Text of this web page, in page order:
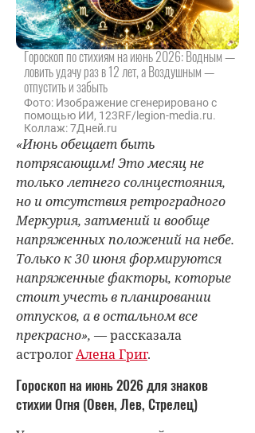
Гороскоп по стихиям на июнь 2026: Водным —
ловить удачу раз в 12 лет, а Воздушным —
отпустить и забыть
Фото: Изображение сгенерировано с
помощью ИИ, 123RF/legion-media.ru.
Коллаж: 7Дней.ru
«Июнь обещает быть
потрясающим! Это месяц не
только летнего солнцестояния,
но и отсутствия ретроградного
Меркурия, затмений и вообще
напряженных положений на небе.
Только к 30 июня формируются
напряженные факторы, которые
стоит учесть в планировании
отпусков, а в остальном все
прекрасно», — рассказала
астрологАлена Григ.
Гороскоп на июнь 2026 для знаков
стихии Огня (Овен, Лев, Стрелец)